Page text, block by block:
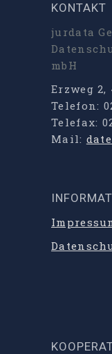
KONTAKT
jurdata
mbH
Erzweg 2,
Telefon:
Telefax:
Mail: